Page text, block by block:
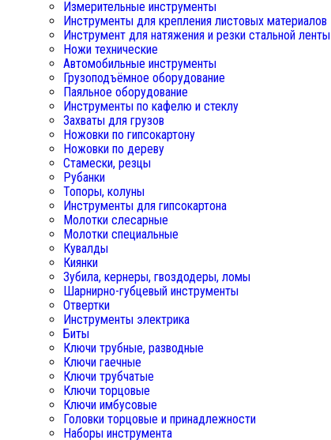
Измерительные инструменты
Инструменты для крепления листовых материалов
Инструмент для натяжения и резки стальной ленты
Ножи технические
Автомобильные инструменты
Грузоподъёмное оборудование
Паяльное оборудование
Инструменты по кафелю и стеклу
Захваты для грузов
Ножовки по гипсокартону
Ножовки по дереву
Стамески, резцы
Рубанки
Топоры, колуны
Инструменты для гипсокартона
Молотки слесарные
Молотки специальные
Кувалды
Киянки
Зубила, кернеры, гвоздодеры, ломы
Шарнирно-губцевый инструменты
Отвертки
Инструменты электрика
Биты
Ключи трубные, разводные
Ключи гаечные
Ключи трубчатые
Ключи торцовые
Ключи имбусовые
Головки торцовые и принадлежности
Наборы инструмента